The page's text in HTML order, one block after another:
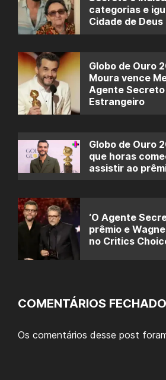
categorias e
Cidade de Deus
Globo de Ouro
Moura vence
Agente Secreto
Estrangeiro
Globo de Ouro
que horas
assistir ao
‘O Agente
prêmio e
no Critics
COMENTÁRIOS
Os comentários desse post